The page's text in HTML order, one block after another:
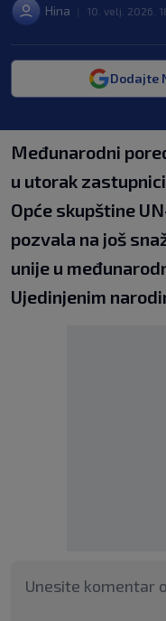
Hina 10. velj. 2026.
Dodajte
Međunarodni
u utorak
Opće skupštine
pozvala na još
unije u
Ujedinjenim